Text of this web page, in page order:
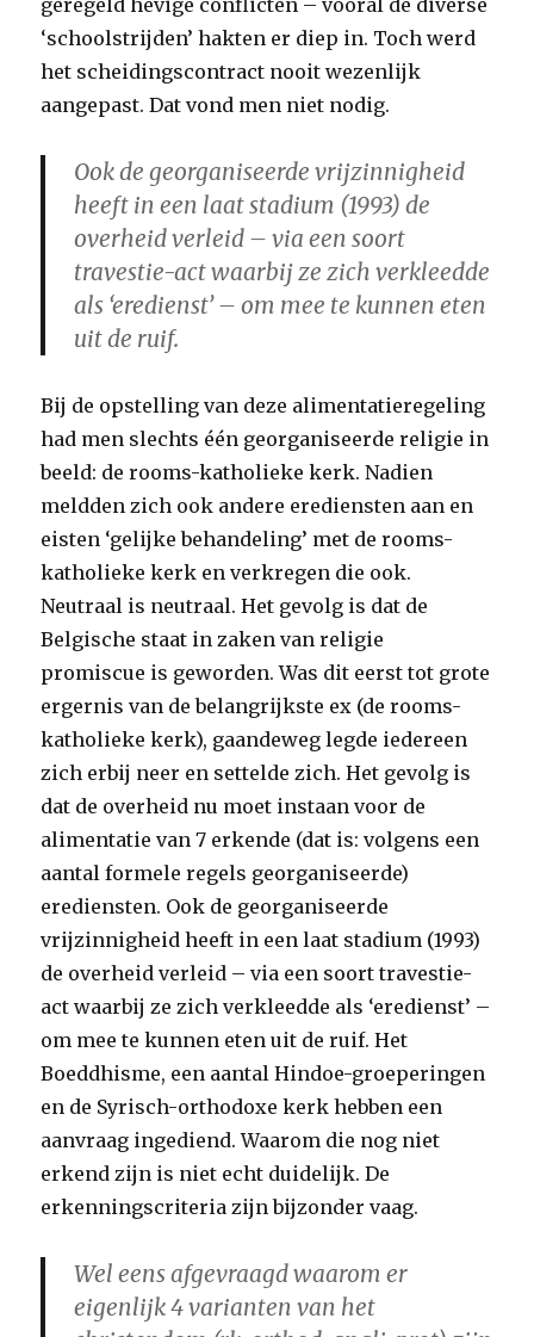
geregeld hevige conflicten – vooral de diverse
‘schoolstrijden’ hakten er diep in. Toch werd
het scheidingscontract nooit wezenlijk
aangepast. Dat vond men niet nodig.
Ook de georganiseerde vrijzinnigheid
heeft in een laat stadium (1993) de
overheid verleid – via een soort
travestie-act waarbij ze zich verkleedde
als ‘eredienst’ – om mee te kunnen eten
uit de ruif.
Bij de opstelling van deze alimentatieregeling
had men slechts één georganiseerde religie in
beeld: de rooms-katholieke kerk. Nadien
meldden zich ook andere erediensten aan en
eisten ‘gelijke behandeling’ met de rooms-
katholieke kerk en verkregen die ook.
Neutraal is neutraal. Het gevolg is dat de
Belgische staat in zaken van religie
promiscue is geworden. Was dit eerst tot grote
ergernis van de belangrijkste ex (de rooms-
katholieke kerk), gaandeweg legde iedereen
zich erbij neer en settelde zich. Het gevolg is
dat de overheid nu moet instaan voor de
alimentatie van 7 erkende (dat is: volgens een
aantal formele regels georganiseerde)
erediensten. Ook de georganiseerde
vrijzinnigheid heeft in een laat stadium (1993)
de overheid verleid – via een soort travestie-
act waarbij ze zich verkleedde als ‘eredienst’ –
om mee te kunnen eten uit de ruif. Het
Boeddhisme, een aantal Hindoe-groeperingen
en de Syrisch-orthodoxe kerk hebben een
aanvraag ingediend. Waarom die nog niet
erkend zijn is niet echt duidelijk. De
erkenningscriteria zijn bijzonder vaag.
Wel eens afgevraagd waarom er
eigenlijk 4 varianten van het